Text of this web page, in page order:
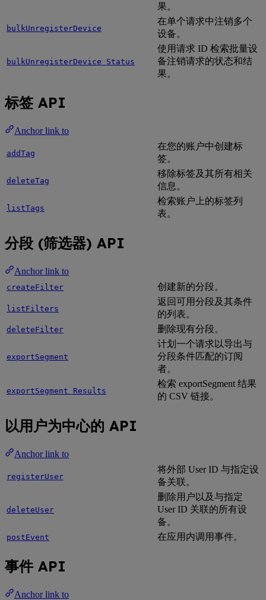
果。
bulkUnregisterDevice
在单个请求中注销多个
设备。
bulkUnregisterDevice Status
使用请求 ID 检索批量设
备注销请求的状态和结
果。
标签 API
Anchor link to
addTag
在您的账户中创建标
签。
deleteTag
移除标签及其所有相关
信息。
listTags
检索账户上的标签列
表。
分段 (筛选器) API
Anchor link to
createFilter 创建新的分段。
listFilters
返回可用分段及其条件
的列表。
deleteFilter 删除现有分段。
exportSegment
计划一个请求以导出与
分段条件匹配的订阅
者。
exportSegment Results
检索 exportSegment 结果
的 CSV 链接。
以用户为中心的 API
Anchor link to
registerUser
将外部 User ID 与指定设
备关联。
deleteUser
删除用户以及与指定
User ID 关联的所有设
备。
postEvent 在应用内调用事件。
事件 API
Anchor link to